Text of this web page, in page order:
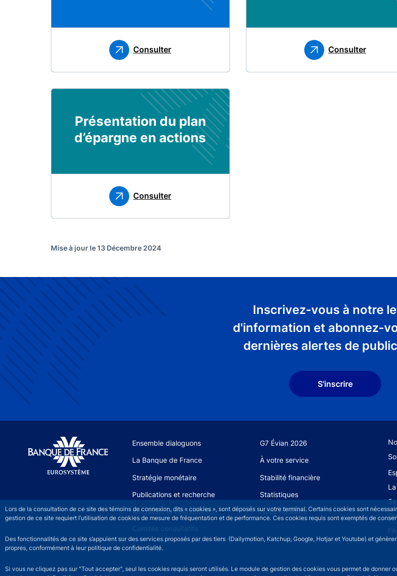
Lors de la consultation de ce site des témoins de connexion, dits « cookies », sont déposés sur votre terminal. Certains cookies sont
gestion de ce site requiert l’utilisation de cookies de mesure de fréquentation et de performance. Ces cookies requis sont exemptés de
Des fonctionnalités de ce site s’appuient sur des services proposés par des tiers (Dailymotion, Katchup, Google, Hotjar et Youtube) et
propres, conformément à leur politique de confidentialité.
Si vous ne cliquez pas sur "Tout accepter", seul les cookies requis seront utilisés. Le module de gestion des cookies vous permet de donner
Consulter Consulter
Présentation du plan
d’épargne en actions
Consulter
Mise à jour le 13 Décembre 2024
Inscrivez-vous à notre
d'information et abonnez-
dernières alertes de
S'inscrire
Site navigation
Ensemble dialoguons G7 Évian 2026
La Banque de France À votre service
Stratégie monétaire Stabilité financière
Publications et recherche Statistiques
Actualités et événements Nous rejoindre
Comités consultatifs